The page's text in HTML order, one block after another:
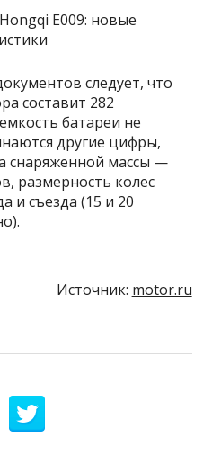
следует, что
составит 282
батареи не
другие цифры,
снаряженной массы —
размерность колес
и съезда (15 и 20
Источник: motor.ru